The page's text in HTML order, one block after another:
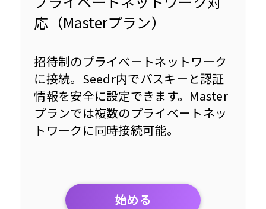
応（Masterプラン）
招待制のプライベートネットワーク
に接続。Seedr内でパスキーと認証
情報を安全に設定できます。Master
プランでは複数のプライベートネッ
トワークに同時接続可能。
始める